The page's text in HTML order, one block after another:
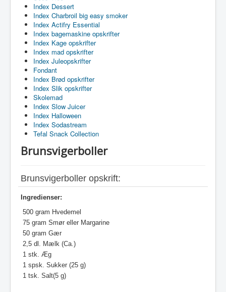
Index Dessert
Index Charbroil big easy smoker
Index Actifry Essential
Index bagemaskine opskrifter
Index Kage opskrifter
Index mad opskrifter
Index Juleopskrifter
Fondant
Index Brød opskrifter
Index Slik opskrifter
Skolemad
Index Slow Juicer
Index Halloween
Index Sodastream
Tefal Snack Collection
Brunsvigerboller
Brunsvigerboller opskrift:
Ingredienser:
500 gram Hvedemel
75 gram Smør eller Margarine
50 gram Gær
2,5 dl. Mælk (Ca.)
1 stk. Æg
1 spsk. Sukker (25 g)
1 tsk. Salt(5 g)